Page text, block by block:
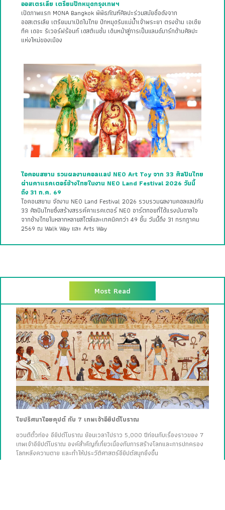
ออสเตรเลีย เตรียมปักหมุดกรุงเทพฯ
เปิดภาพแรก MONA Bangkok พิพิธภัณฑ์ศิลปะร่วมสมัยชื่อดังจาก
ออสเตรเลีย เตรียมมาเปิดในไทย ปักหมุดริมแม่น้ำเจ้าพระยา ตรงข้าม เอเชีย
ทีค เดอะ ริเวอร์ฟร้อนท์ เดสติเนชั่น เดินหน้าสู่การเป็นแลนด์มาร์กด้านศิลปะ
แห่งใหม่ของเมือง
ไอคอนสยาม รวมผลงานคอลแลป NEO Art Toy จาก 33 ศิลปินไทย
ผ่านคาแรคเตอร์ช้างไทยในงาน NEO Land Festival 2026 วันนี้
ถึง 31 ก.ค. 69
ไอคอนสยาม จัดงาน NEO Land Festival 2026 รวบรวมผลงานคอลแลปกับ
33 ศิลปินไทยซึ่งสร้างสรรค์คาแรคเตอร์ NEO อาร์ตทอยที่ได้แรงบันดาลใจ
จากช้างไทยในหลากหลายสไตล์และเทคนิคกว่า 49 ชิ้น วันนี้ถึง 31 กรกฎาคม
2569 ณ Walk Way และ Arts Way
Most Read
ไขปริศนาไอยคุปต์ กับ 7 เทพเจ้าอียิปต์โบราณ
ชวนตีตั๋วท่อง อียิปต์โบราณ ย้อนเวลาไปราว 5,000 ปีก่อนกับเรื่องราวของ 7
เทพเจ้าอียิปต์โบราณ องค์สำคัญที่เกี่ยวเนื่องกับการสร้างโลกและการปกครอง
โลกหลังความตาย และทำให้ประวัติศาสตร์อียิปต์สนุกยิ่งขึ้น